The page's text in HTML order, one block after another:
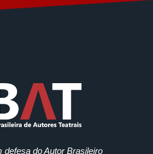
defesa do Autor Brasileiro